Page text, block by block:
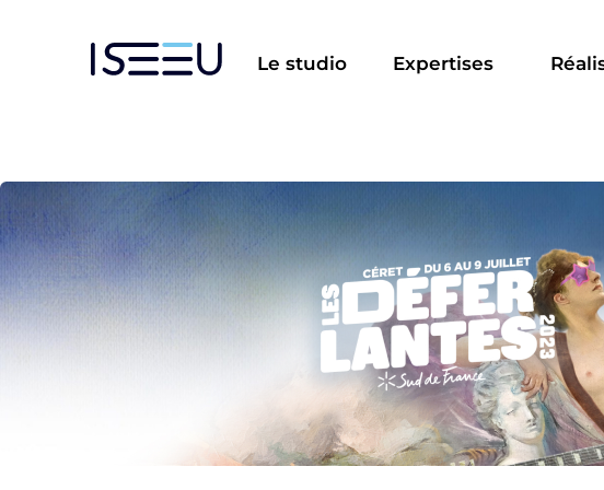
Le studio Expertises